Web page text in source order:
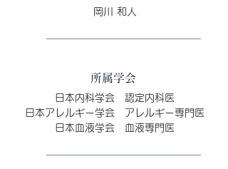
岡川 和人
所属学会
日本内科学会 認定内科医
日本アレルギー学会 アレルギー専門医
日本血液学会 血液専門医